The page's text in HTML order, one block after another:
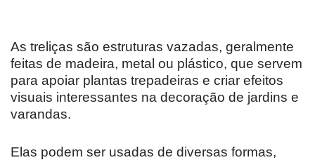
As treliças são estruturas vazadas, geralmente
feitas de madeira, metal ou plástico, que servem
para apoiar plantas trepadeiras e criar efeitos
visuais interessantes na decoração de jardins e
varandas.
Elas podem ser usadas de diversas formas,